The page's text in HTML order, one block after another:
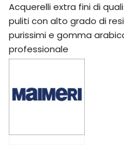
Acquerelli extra fini di
puliti con alto grado di
purissimi e gomma
professionale